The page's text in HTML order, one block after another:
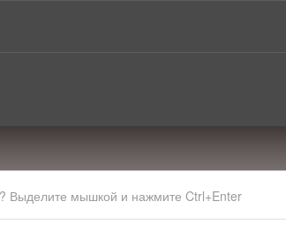
Выделите мышкой и нажмите Ctrl+Enter